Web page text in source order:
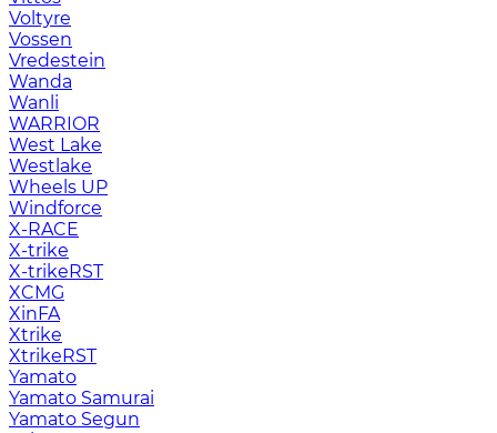
Voltyre
Vossen
Vredestein
Wanda
Wanli
WARRIOR
West Lake
Westlake
Wheels UP
Windforce
X-RACE
X-trike
X-trikeRST
XCMG
XinFA
Xtrike
XtrikeRST
Yamato
Yamato Samurai
Yamato Segun